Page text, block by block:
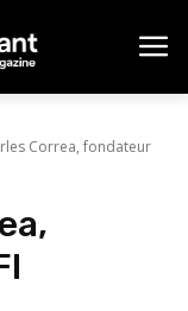
Correa, fondateur